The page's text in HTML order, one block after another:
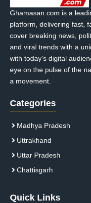
Ghamasan.com is a
platform, delivering fast,
cover breaking news,
and viral trends with a
with today’s digital
eye on the pulse of the
a movement.
Categories
Madhya Pradesh
Uttrakhand
Uttar Pradesh
Chattisgarh
Quick Links